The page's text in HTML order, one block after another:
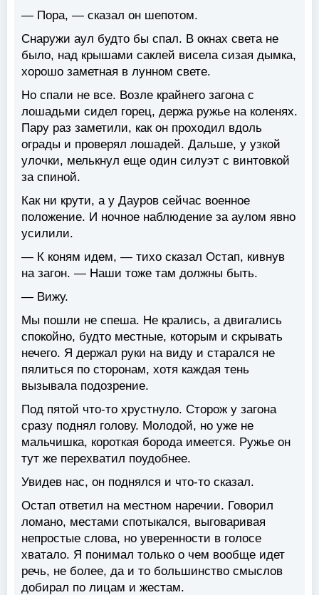
— Пора, — сказал он шепотом.
Снаружи аул будто бы спал. В окнах света не
было, над крышами саклей висела сизая дымка,
хорошо заметная в лунном свете.
Но спали не все. Возле крайнего загона с
лошадьми сидел горец, держа ружье на коленях.
Пару раз заметили, как он проходил вдоль
ограды и проверял лошадей. Дальше, у узкой
улочки, мелькнул еще один силуэт с винтовкой
за спиной.
Как ни крути, а у Дауров сейчас военное
положение. И ночное наблюдение за аулом явно
усилили.
— К коням идем, — тихо сказал Остап, кивнув
на загон. — Наши тоже там должны быть.
— Вижу.
Мы пошли не спеша. Не крались, а двигались
спокойно, будто местные, которым и скрывать
нечего. Я держал руки на виду и старался не
пялиться по сторонам, хотя каждая тень
вызывала подозрение.
Под пятой что-то хрустнуло. Сторож у загона
сразу поднял голову. Молодой, но уже не
мальчишка, короткая борода имеется. Ружье он
тут же перехватил поудобнее.
Увидев нас, он поднялся и что-то сказал.
Остап ответил на местном наречии. Говорил
ломано, местами спотыкался, выговаривая
непростые слова, но уверенности в голосе
хватало. Я понимал только о чем вообще идет
речь, не более, да и то большинство смыслов
добирал по лицам и жестам.